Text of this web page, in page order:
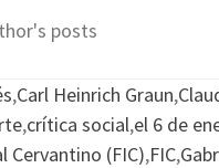
posts
,Carl Heinrich Graun,
,crítica social,el 6 de
Cervantino (FIC),FIC,